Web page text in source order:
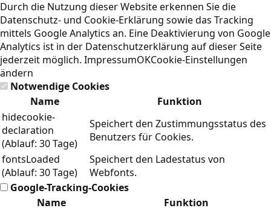
Durch die Nutzung dieser Website erkennen Sie die
Datenschutz- und Cookie-Erklärung sowie das Tracking
mittels Google Analytics an. Eine Deaktivierung von Google
Analytics ist in der Datenschutzerklärung auf dieser Seite
jederzeit möglich. ImpressumOKCookie-Einstellungen
ändern
Notwendige Cookies
Name
Funktion
hidecookie-
declaration
(Ablauf: 30 Tage)
Speichert den Zustimmungsstatus des
Benutzers für Cookies.
fontsLoaded
(Ablauf: 30 Tage)
Speichert den Ladestatus von
Webfonts.
Google-Tracking-Cookies
Name
Funktion